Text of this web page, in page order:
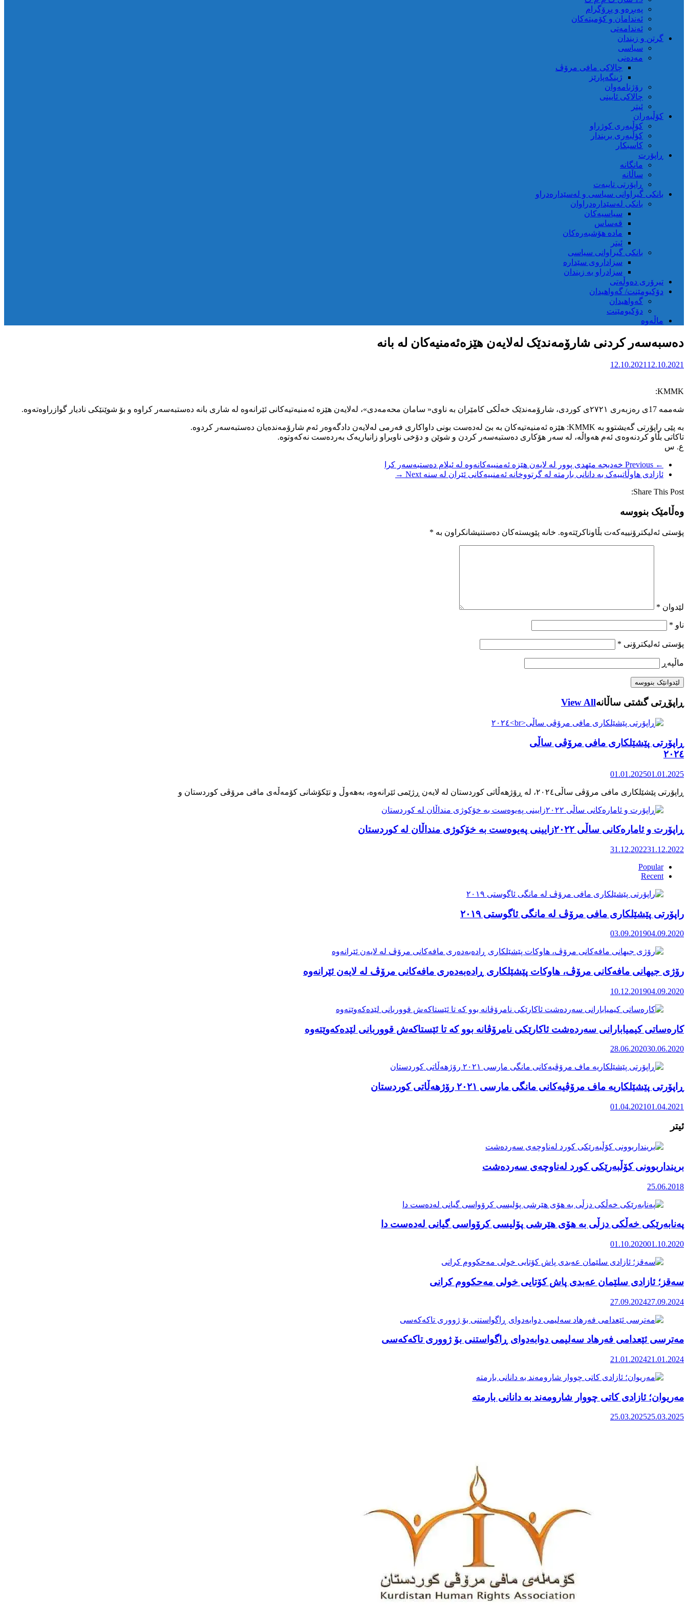
پەیڕەو و پڕۆگرام
ئەندامان و کۆمیتەکان
ئەندامەتی
گرتن و زیندان
سیاسی
مەدەنی
چالاکی مافی مرۆڤ
ژینگەپارێز
رۆژنامەوان
چالاکی ئایینی
ئیتر
کۆڵبەران
کۆڵبەری کوژراو
کؤڵبەری بریندار
کاسبکار
ڕاپۆرت
مانگانە
ساڵانە
ڕاپۆرتی تایبەت
بانکی گیراوانی سیاسی و لەسێدارەدراو
بانکی لەسێدارەدراوان
سیاسیەکان
قەساس
مادە هۆشبەرەکان
ئیتر
بانکی گیراوانی سیاسی
سزاداروی سێدارە
سزادراو بە زیندان
تیرۆری دەوڵەتی
دۆکیومێنت/ گەواهیدان
گەواهیدان
دۆکیومێنت
ماڵەوە
دەسبەسەر کردنی شارۆمەندێک لەلایەن هێزەئەمنیەکان لە بانە
12.10.2021 12.10.2021
KMMK:
شەممە 17ی رەزبەری ٢٧٢١ی کوردی، شارۆمەندێک خەڵکی کامێران بە ناوی« سامان محەمەدی»، لەلایەن ھێزە ئەمنیەتیەکانی ئێرانەوە لە شاری بانە دەستبەسەر کراوە و بۆ شوێنێکی نادیار گوازراوەتەوە.
بە پێی راپۆرتی گەیشتوو بە KMMK: ھێزە ئەمنیەتیەکان بە بێ لەدەست بونی داواکاری فەرمی لەلایەن دادگەوەر ئەم شارۆمەندەیان دەستبەسەر کردوە.
تاکاتی بڵاو کردنەوەی ئەم ھەواڵە، لە سەر ھۆکاری دەستبەسەر کردن و شوێن و دۆخی ناوبراو زانیاریەک بەردەست نەکەوتوە.
ع. س
← Previous
خەدیجە مێھدی پوور لە لایەن ھێزە ئەمنییەكانەوە لە ئیلام دەستبەسەر كرا
ئازادی هاوڵاتییەک بە دانانی بارمتە لە گرتووخانە ئەمنییەکانی ئێران لە سنە Next →
Share This Post:
وەڵامێک بنووسە
پۆستی ئەلیکترۆنییەکەت بڵاوناکرێتەوە. خانە پێویستەکان دەستنیشانکراون بە *
لێدوان *
ناو *
پۆستی ئەلیکترۆنی *
ماڵپه‌ڕ
ڕاپۆڕتی گشتی ساڵانهView All
ڕاپۆرتی پێشێلکاری مافی مرۆڤی ساڵی
٢٠٢٤
01.01.202501.01.2025
ڕاپۆرت و ئامارەکانی ساڵی ٢٠٢٢زایینی پەیوەست بە خۆکوژی منداڵان لە کوردستان
31.12.202231.12.2022
Popular
Recent
راپۆرتی پێشێلكاری مافی مرۆڤ له‌ مانگی ئاگوستی ٢٠١٩
03.09.201904.09.2020
رۆژی جیهانی مافەکانی مرۆڤ، هاوکات پێشێلکاری ڕادەبەدەری مافەکانی مرۆڤ لە لایەن ئێرانەوە
10.12.201904.09.2020
کارەساتی کیمیابارانی سەردەشت ئاکارێکی نامرۆڤانە بوو کە تا ئێستاکەش قووربانی لێدەکەوێتەوە
28.06.202030.06.2020
ڕاپۆرتی پێشێلکاریە ماف مرۆڤیەکانی مانگی مارسی ٢٠٢١ رۆژهەڵاتی کوردستان
01.04.202101.04.2021
ئیتر
برینداربوونی کۆڵبەرێکی کورد لەناوچەی سەردەشت
25.06.2018
پەنابەرێکی خەڵکی دزڵی بە هۆی هێرشی پۆلیسی کرۆواسی گیانی لەدەست دا
01.10.202001.10.2020
سەقز؛ ئازادی سلێمان عەبدی پاش کۆتایی خولی مەحکووم کرانی
27.09.202427.09.2024
مەترسی ئێعدامی فەرهاد سەلیمی دوابەدوای ڕاگواستنی بۆ ژووری تاکەکەسی
21.01.202421.01.2024
مەریوان؛ ئازادی کاتی چووار شارومەند بە دانانی بارمتە
25.03.202525.03.2025